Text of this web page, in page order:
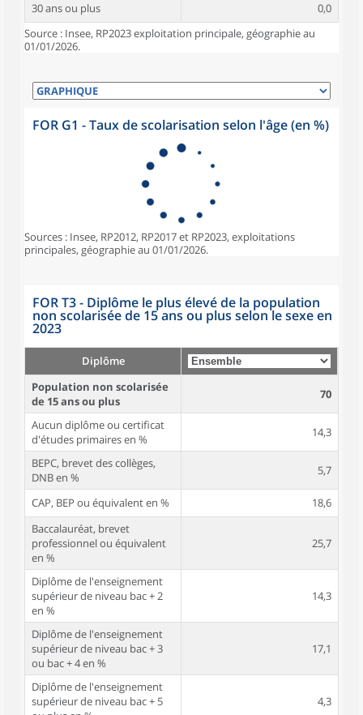
30 ans ou plus
0,0
Source : Insee, RP2023 exploitation principale, géographie au
01/01/2026.
FOR G1 - Taux de scolarisation selon l'âge (en %)
Sources : Insee, RP2012, RP2017 et RP2023, exploitations
principales, géographie au 01/01/2026.
FOR T3 - Diplôme le plus élevé de la population
non scolarisée de 15 ans ou plus selon le sexe en
2023
Diplôme
Population non scolarisée
de 15 ans ou plus
70
Aucun diplôme ou certificat
d'études primaires en %
14,3
BEPC, brevet des collèges,
DNB en %
5,7
CAP, BEP ou équivalent en %
18,6
Baccalauréat, brevet
professionnel ou équivalent
en %
25,7
Diplôme de l'enseignement
supérieur de niveau bac + 2
en %
14,3
Diplôme de l'enseignement
supérieur de niveau bac + 3
ou bac + 4 en %
17,1
Diplôme de l'enseignement
supérieur de niveau bac + 5
4,3